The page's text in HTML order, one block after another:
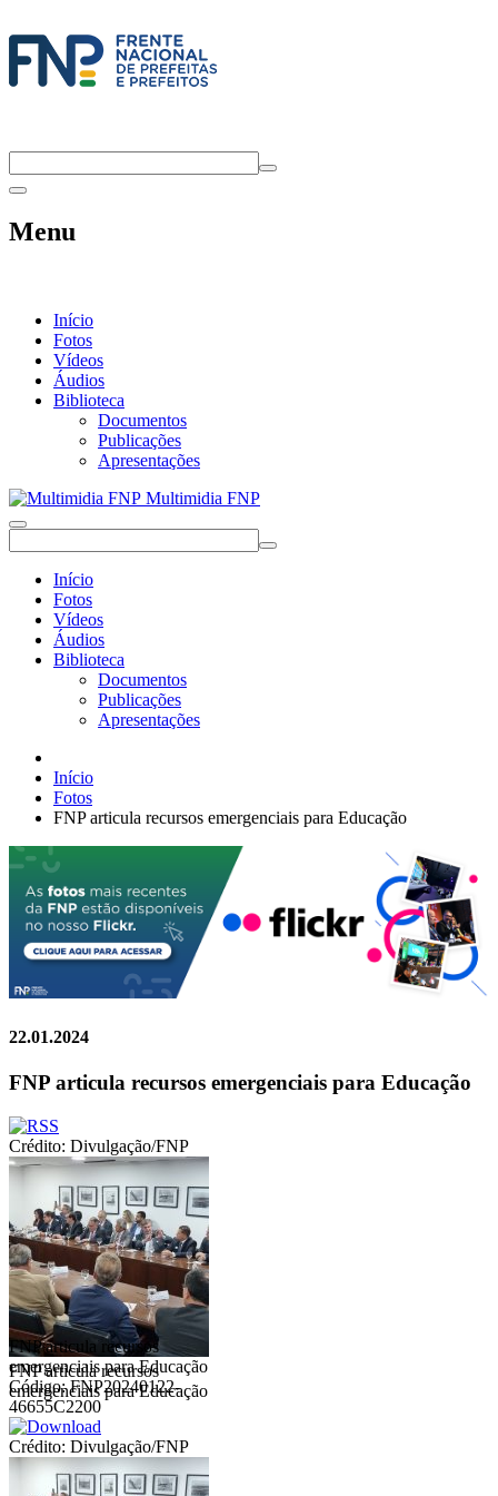
Menu
Início
Fotos
Vídeos
Áudios
Biblioteca
Documentos
Publicações
Apresentações
Multimidia FNP
Início
Fotos
Vídeos
Áudios
Biblioteca
Documentos
Publicações
Apresentações
Início
Fotos
FNP articula recursos emergenciais para Educação
22.01.2024
FNP articula recursos emergenciais para Educação
Crédito: Divulgação/FNP
FNP articula recursos
emergenciais para Educação
FNP articula recursos
emergenciais para Educação
Código: FNP20240122-
46655C2200
Crédito: Divulgação/FNP